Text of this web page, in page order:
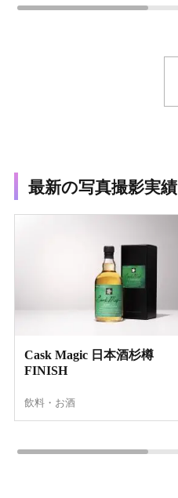
最新の写真撮影実績
Cask Magic 日本酒杉樽
FINISH
飲料・お酒